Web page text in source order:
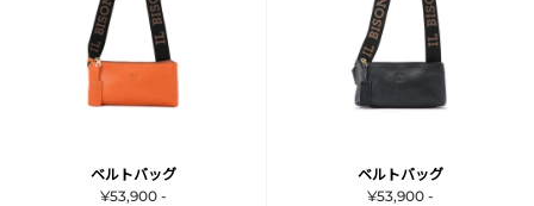
ベルトバッグ
¥53,900 -
ベルトバッグ
¥53,900 -